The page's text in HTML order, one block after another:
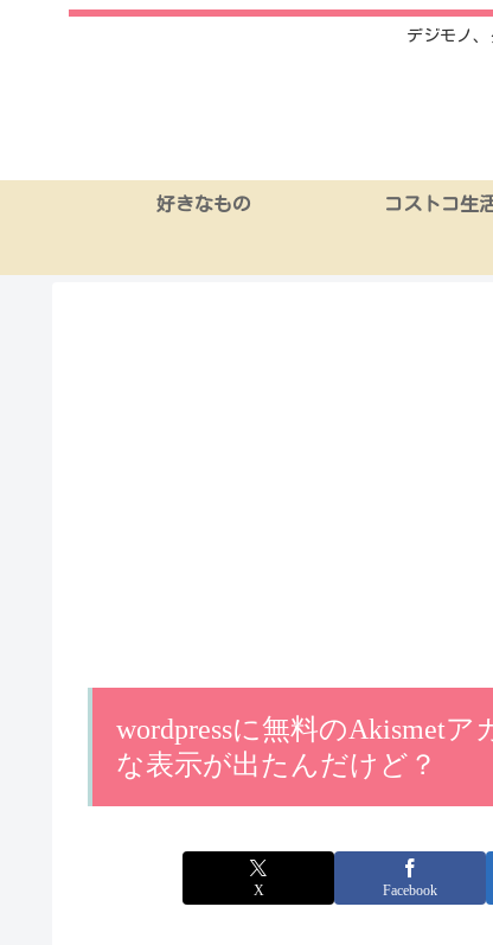
デジモノ
好きなもの コストコ生
wordpressに無料のAkismet
な表示が出たんだけど？
X Facebook